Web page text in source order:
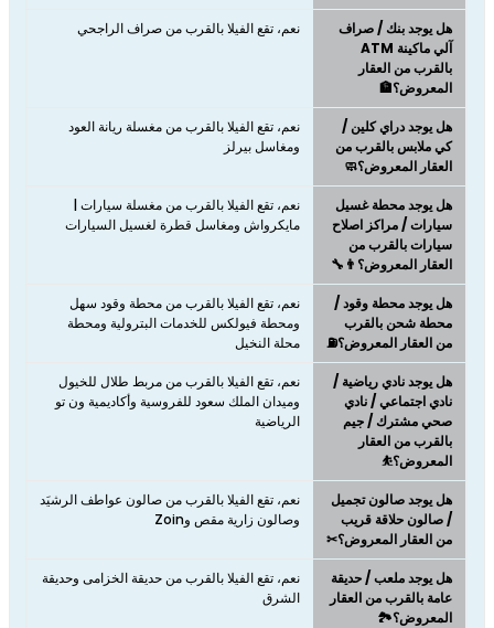
هل يوجد بنك / صراف
آلي ماكينة ATM
بالقرب من العقار
المعروض؟🏦
نعم، تقع الفيلا بالقرب من صراف الراجحي
هل يوجد دراي كلين /
كي ملابس بالقرب من
العقار المعروض؟🧼
نعم، تقع الفيلا بالقرب من مغسلة ريانة العود
ومغاسل بيرلز
هل يوجد محطة غسيل
سيارات / مراكز اصلاح
سيارات بالقرب من
العقار المعروض؟👨‍🔧
نعم، تقع الفيلا بالقرب من مغسلة سيارات |
مايكرواش ومغاسل قطرة لغسيل السيارات
هل يوجد محطة وقود /
محطة شحن بالقرب
من العقار المعروض؟⛽
نعم، تقع الفيلا بالقرب من محطة وقود سهل
ومحطة فيولكس للخدمات البترولية ومحطة
محلة النخيل
هل يوجد نادي رياضية /
نادي اجتماعي / نادي
صحي مشترك / جيم
بالقرب من العقار
المعروض؟⛹
نعم، تقع الفيلا بالقرب من مربط طلال للخيول
وميدان الملك سعود للفروسية وأكاديمية ون تو
الرياضية
هل يوجد صالون تجميل
/ صالون حلاقة قريب
من العقار المعروض؟✂
نعم، تقع الفيلا بالقرب من صالون عواطف الرشيَد
وصالون زارية مقص وZoin
هل يوجد ملعب / حديقة
عامة بالقرب من العقار
المعروض؟🏞️
نعم، تقع الفيلا بالقرب من حديقة الخزامى وحديقة
الشرق